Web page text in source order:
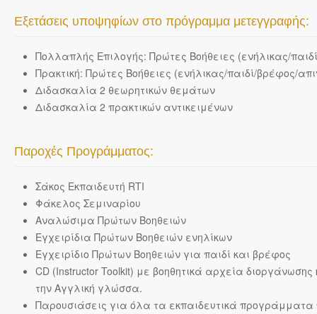
Εξετάσεις υποψηφίων στο πρόγραμμα μετεγγραφής:
Πολλαπλής Επιλογής: Πρώτες Βοήθειες (ενήλικας/
Πρακτική: Πρώτες Βοήθειες (ενήλικας/παιδί/βρέφος/
Διδασκαλία 2 θεωρητικών θεμάτων
Διδασκαλία 2 πρακτικών αντικειμένων
Παροχές Προγράμματος:
Σάκος Εκπαιδευτή RTI
Φάκελος Σεμιναρίου
Αναλώσιμα Πρώτων Βοηθειών
Εγχειρίδια Πρώτων Βοηθειών ενηλίκων
Εγχειρίδιο Πρώτων Βοηθειών για παιδί και βρέφος
CD (Instructor Toolkit) με βοηθητικά αρχεία
την Αγγλική γλώσσα.
Παρουσιάσεις για όλα τα εκπαιδευτικά